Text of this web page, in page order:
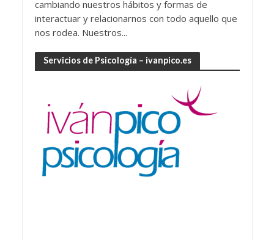
cambiando nuestros hábitos y formas de
interactuar y relacionarnos con todo aquello que
nos rodea. Nuestros...
Servicios de Psicología – ivanpico.es